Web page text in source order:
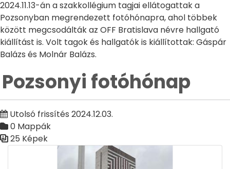
2024.11.13-án a szakkollégium tagjai ellátogattak a
Pozsonyban megrendezett fotóhónapra, ahol többek
között megcsodálták az OFF Bratislava névre hallgató
kiállítást is. Volt tagok és hallgatók is kiállítottak: Gáspár
Balázs és Molnár Balázs.
Pozsonyi fotóhónap
Utolsó frissítés 2024.12.03.
0 Mappák
25 Képek